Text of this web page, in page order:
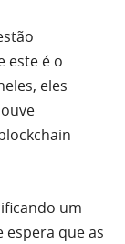
este é o
eles
um
espera que as